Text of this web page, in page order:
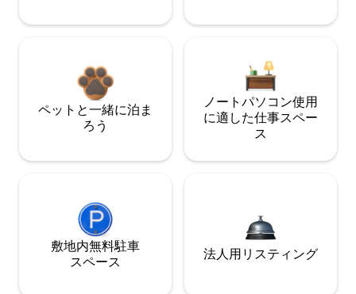
ペットと一緒に泊ま
ろう
ノートパソコン使用
に適した仕事スペー
ス
敷地内無料駐⁠車
ス⁠ペ⁠ー⁠ス
法人用リスティング